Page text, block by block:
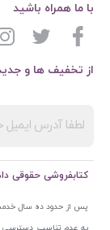
از تخفیف ها و
با ما همراه باشید
کتابفروشی حقوقی
پس از حدود ده سال خدمت